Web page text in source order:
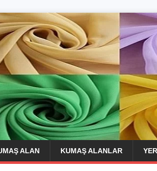
ALAN KUMAŞ ALANLAR